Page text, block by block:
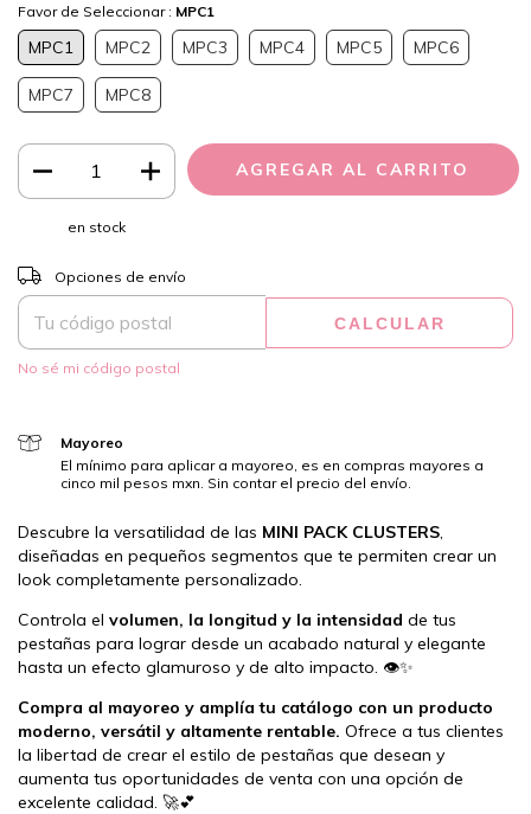
Favor de Seleccionar : MPC1
MPC1 MPC2 MPC3 MPC4 MPC5 MPC6
MPC7 MPC8
en stock
Entregas para el CP:
Opciones de envío
CALCULAR
No sé mi código postal
Mayoreo
El mínimo para aplicar a mayoreo, es en compras mayores a
cinco mil pesos mxn. Sin contar el precio del envío.
Descubre la versatilidad de las MINI PACK CLUSTERS,
diseñadas en pequeños segmentos que te permiten crear un
look completamente personalizado.
Controla el volumen, la longitud y la intensidad de tus
pestañas para lograr desde un acabado natural y elegante
hasta un efecto glamuroso y de alto impacto. 👁️✨
Compra al mayoreo y amplía tu catálogo con un producto
moderno, versátil y altamente rentable. Ofrece a tus clientes
la libertad de crear el estilo de pestañas que desean y
aumenta tus oportunidades de venta con una opción de
excelente calidad. 🚀💕